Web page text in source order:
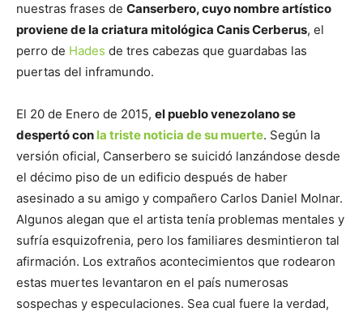
nuestras frases de Canserbero, cuyo nombre artístico
proviene de la criatura mitológica Canis Cerberus, el
perro de Hades de tres cabezas que guardabas las
puertas del inframundo.
El 20 de Enero de 2015, el pueblo venezolano se
despertó con la triste noticia de su muerte. Según la
versión oficial, Canserbero se suicidó lanzándose desde
el décimo piso de un edificio después de haber
asesinado a su amigo y compañero Carlos Daniel Molnar.
Algunos alegan que el artista tenía problemas mentales y
sufría esquizofrenia, pero los familiares desmintieron tal
afirmación. Los extraños acontecimientos que rodearon
estas muertes levantaron en el país numerosas
sospechas y especulaciones. Sea cual fuere la verdad,